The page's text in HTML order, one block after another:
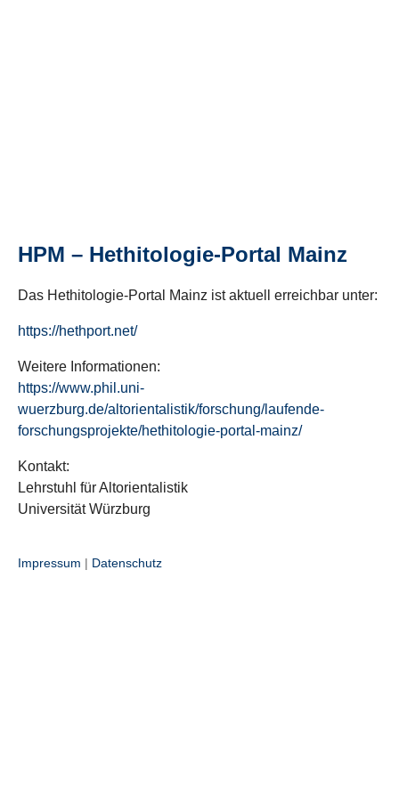
HPM – Hethitologie-Portal Mainz
Das Hethitologie-Portal Mainz ist aktuell erreichbar unter:
https://hethport.net/
Weitere Informationen:
https://www.phil.uni-
wuerzburg.de/altorientalistik/forschung/laufende-
forschungsprojekte/hethitologie-portal-mainz/
Kontakt:
Lehrstuhl für Altorientalistik
Universität Würzburg
Impressum | Datenschutz